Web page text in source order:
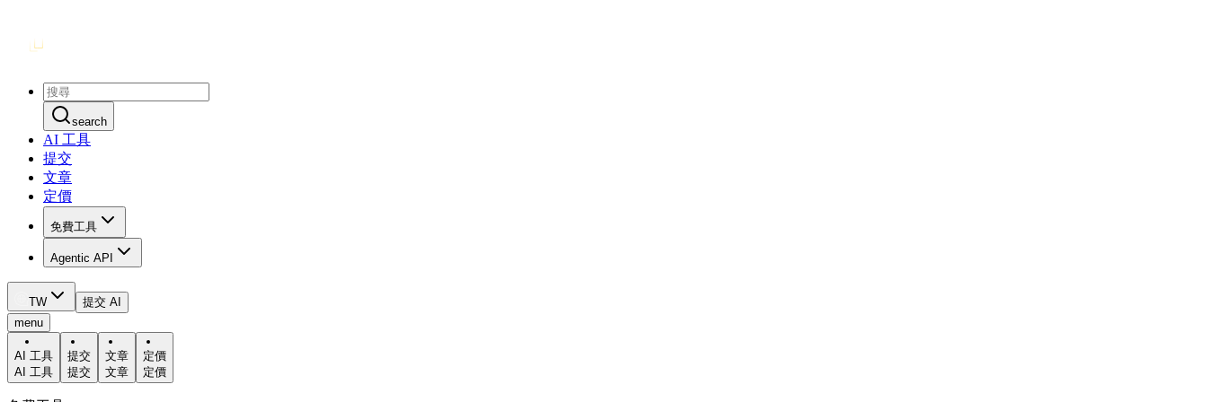
search
AI 工具
提交
文章
定價
免費工具
Agentic API
TW
提交 AI
menu
AI 工具
AI 工具
提交
提交
文章
文章
定價
定價